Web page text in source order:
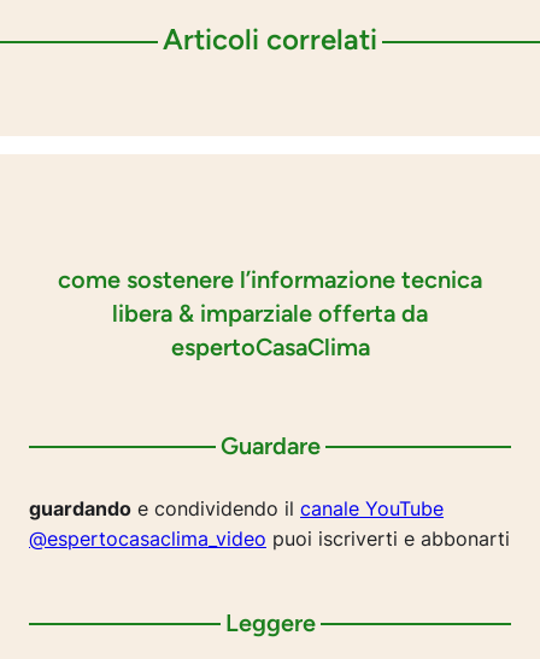
Articoli correlati
come sostenere l’informazione tecnica
libera & imparziale offerta da
espertoCasaClima
Guardare
guardando e condividendo il canale YouTube
@espertocasaclima_video puoi iscriverti e abbonarti
Leggere